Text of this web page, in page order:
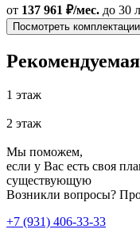
от 137 961 ₽/мес. до 30
Посмотреть
1 этаж
2 этаж
Мы поможем,
если у Вас есть своя
существующую
Возникли вопросы?
+7 (931) 406-33-33